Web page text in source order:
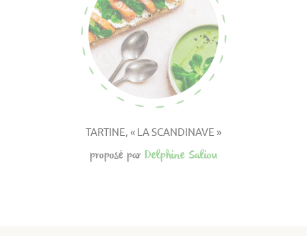
TARTINE, « LA SCANDINAVE »
proposé par Delphine Saliou